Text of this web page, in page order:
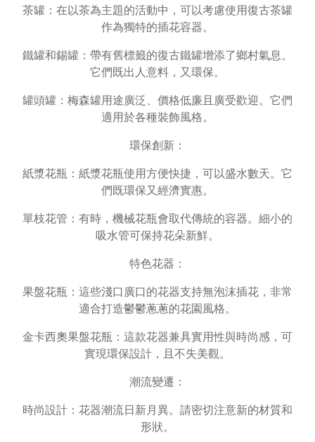
茶罐：在以茶為主題的活動中，可以考慮使用復古茶罐
作為獨特的插花容器。
鐵罐和錫罐：帶有舊標籤的復古鐵罐增添了鄉村氣息。
它們既出人意料，又環保。
罐頭罐：梅森罐用途廣泛、價格低廉且廣受歡迎。它們
適用於各種裝飾風格。
環保創新：
紙漿花瓶：紙漿花瓶使用方便快捷，可以盛水數天。它
們既環保又經濟實惠。
單枝花管：有時，機械花瓶會取代傳統的容器。細小的
吸水管可保持花朵新鮮。
特色花器：
果盤花瓶：這些淺口廣口的花器支持無泡沫插花，非常
適合打造鬱鬱蔥蔥的花園風格。
金卡西奧果盤花瓶：這款花器兼具實用性與時尚感，可
實現環保設計，且不失美觀。
潮流變遷：
時尚設計：花器潮流日新月異。請密切注意新的材質和
形狀。